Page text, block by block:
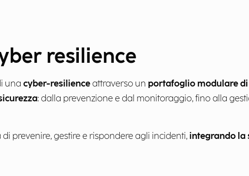
resilience
una cyber-resilienceattraverso un portafoglio modulare
: dalla prevenzione e dal monitoraggio, fino alla
prevenire, gestire e rispondere agli incidenti, integrando la